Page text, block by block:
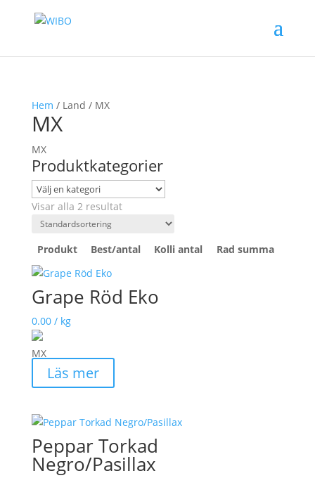
Hem / Land / MX
MX
MX
Produktkategorier
Visar alla 2 resultat
Produkt Best/antal Kolli antal Rad summa
Grape Röd Eko
0.00/ kg
MX
Läs mer
Peppar Torkad
Negro/Pasillax